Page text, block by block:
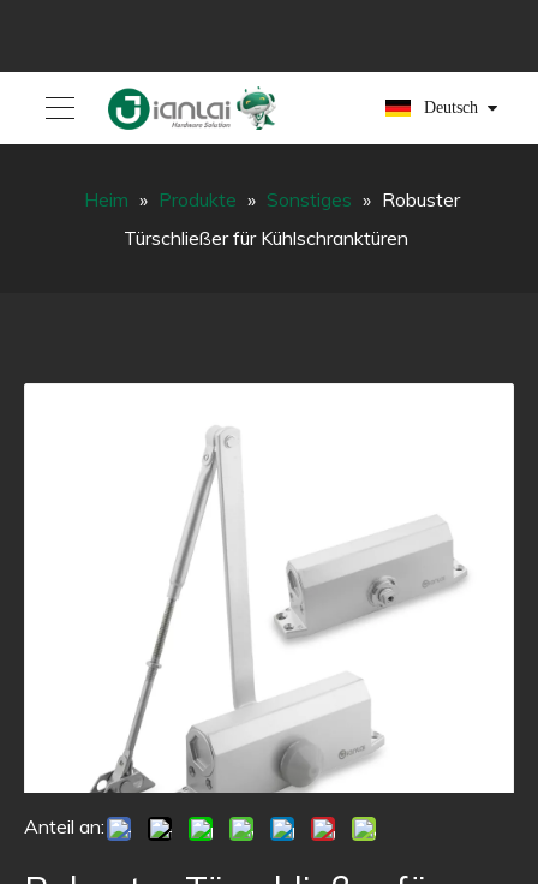
Deutsch
Heim » Produkte » Sonstiges » Robuster
Türschließer für Kühlschranktüren
Anteil an: